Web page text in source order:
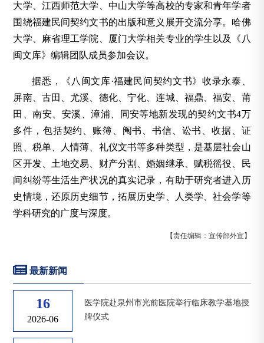
大学、江西师范大学、中山大学等高校的专家和青年学者
围绕福建民间契约文书的出版和意义展开交流分享。哈佛
大学、麻省理工学院、厦门大学相关专业的学生以及《八
闽文库》编辑团队成员参加会议。
据悉，《八闽文库·福建民间契约文书》收录永泰、
屏南、古田、尤溪、德化、宁化、连城、福鼎、福安、莆
田、南安、安溪、漳浦、同安等地新发现的契约文书4万
多件，包括契约、账簿、阄书、书信、讼书、收据、证
照、税单、人情薄、礼仪文书等多种类型，是基层社会山
区开发、土地交易、财产分割、婚姻继承、赋税徭役、民
间纠纷等生活生产状况的真实记录，有助于研究者进入历
史情境，还原历史细节，拓展历史学、人类学、社会学等
学科研究的广度与深度。
【责任编辑：宣传部外宣】
最新新闻
16
2026-06
医学院赴泉州市光前医院举行临床教学基地授
牌仪式